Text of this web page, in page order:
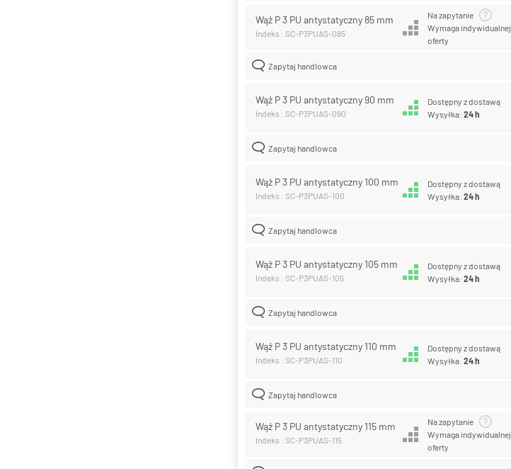
Wąż P 3 PU antystatyczny 85 mm
Indeks : SC-P3PUAS-085
Na zapytanie
Wymaga indywidualnej
oferty
Zapytaj handlowca
Wąż P 3 PU antystatyczny 90 mm
Indeks : SC-P3PUAS-090
Dostępny z dostawą
Wysyłka:24 h
Zapytaj handlowca
Wąż P 3 PU antystatyczny 100 mm
Indeks : SC-P3PUAS-100
Dostępny z dostawą
Wysyłka:24 h
Zapytaj handlowca
Wąż P 3 PU antystatyczny 105 mm
Indeks : SC-P3PUAS-105
Dostępny z dostawą
Wysyłka:24 h
Zapytaj handlowca
Wąż P 3 PU antystatyczny 110 mm
Indeks : SC-P3PUAS-110
Dostępny z dostawą
Wysyłka:24 h
Zapytaj handlowca
Wąż P 3 PU antystatyczny 115 mm
Indeks : SC-P3PUAS-115
Na zapytanie
Wymaga indywidualnej
oferty